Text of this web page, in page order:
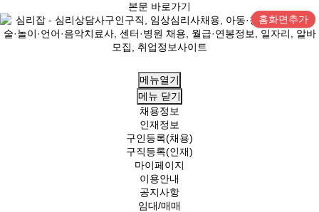
본문 바로가기
홈화면추가
메뉴열기
메뉴 닫기
채용정보
인재정보
구인등록(채용)
구직등록(인재)
마이페이지
이용안내
공지사항
임대/매매